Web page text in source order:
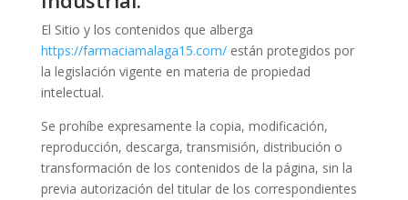
El Sitio y los contenidos que alberga
https://farmaciamalaga15.com/están protegidos por
la legislación vigente en materia de propiedad
intelectual.
Se prohíbe expresamente la copia, modificación,
reproducción, descarga, transmisión, distribución o
transformación de los contenidos de la página, sin la
previa autorización del titular de los correspondientes